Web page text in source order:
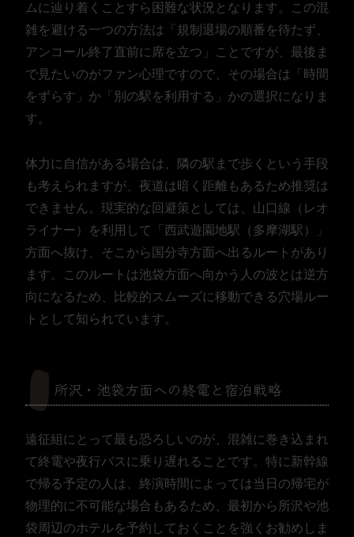
ムに辿り着くことすら困難な状況となります。この混
雑を避ける一つの方法は「規制退場の順番を待たず、
アンコール終了直前に席を立つ」ことですが、最後ま
で見たいのがファン心理ですので、その場合は「時間
をずらす」か「別の駅を利用する」かの選択になりま
す。
体力に自信がある場合は、隣の駅まで歩くという手段
も考えられますが、夜道は暗く距離もあるため推奨は
できません。現実的な回避策としては、山口線（レオ
ライナー）を利用して「西武遊園地駅（多摩湖駅）」
方面へ抜け、そこから国分寺方面へ出るルートがあり
ます。このルートは池袋方面へ向かう人の波とは逆方
向になるため、比較的スムーズに移動できる穴場ルー
トとして知られています。
所沢・池袋方面への終電と宿泊戦略
遠征組にとって最も恐ろしいのが、混雑に巻き込まれ
て終電や夜行バスに乗り遅れることです。特に新幹線
で帰る予定の人は、終演時間によっては当日の帰宅が
物理的に不可能な場合もあるため、最初から所沢や池
袋周辺のホテルを予約しておくことを強くお勧めしま